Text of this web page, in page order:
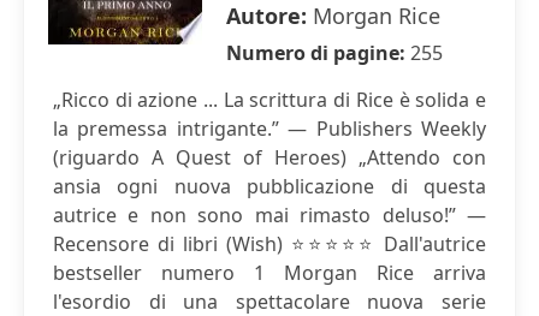
Autore: Morgan Rice
Numero di pagine: 255
„Ricco di azione ... La scrittura di Rice è solida e
la premessa intrigante.” — Publishers Weekly
(riguardo A Quest of Heroes) „Attendo con
ansia ogni nuova pubblicazione di questa
autrice e non sono mai rimasto deluso!” —
Recensore di libri (Wish) ⭐⭐⭐⭐⭐ Dall'autrice
bestseller numero 1 Morgan Rice arriva
l'esordio di una spettacolare nuova serie